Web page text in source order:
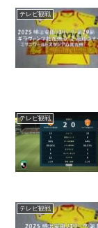
テレビ観戦
テレビ観戦
テレビ観戦